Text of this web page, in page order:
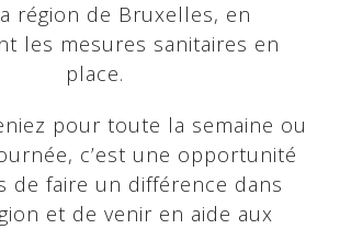
région de Bruxelles, en
les mesures sanitaires en
place.
pour toute la semaine ou
c’est une opportunité
de faire un différence dans
et de venir en aide aux